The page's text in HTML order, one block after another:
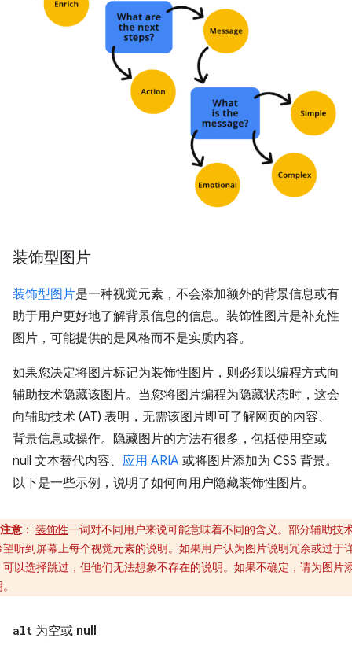
装饰型图片
装饰型图片是一种视觉元素，不会添加额外的背景信息或有
助于用户更好地了解背景信息的信息。装饰性图片是补充性
图片，可能提供的是风格而不是实质内容。
如果您决定将图片标记为装饰性图片，则必须以编程方式向
辅助技术隐藏该图片。当您将图片编程为隐藏状态时，这会
向辅助技术 (AT) 表明，无需该图片即可了解网页的内容、
背景信息或操作。隐藏图片的方法有很多，包括使用空或
null 文本替代内容、 应用 ARIA 或将图片添加为 CSS 背景。
以下是一些示例，说明了如何向用户隐藏装饰性图片。
注意 ： 装饰性一词对不同用户来说可能意味着不同的含义。部分辅助技
望听到屏幕上每个视觉元素的说明。如果用户认为图片说明冗余或过于
可以选择跳过，但他们无法想象不存在的说明。如果不确定，请为图片
alt 为空或 null